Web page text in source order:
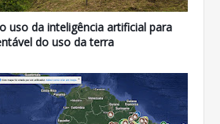
uso da inteligência artificial para
do uso da terra